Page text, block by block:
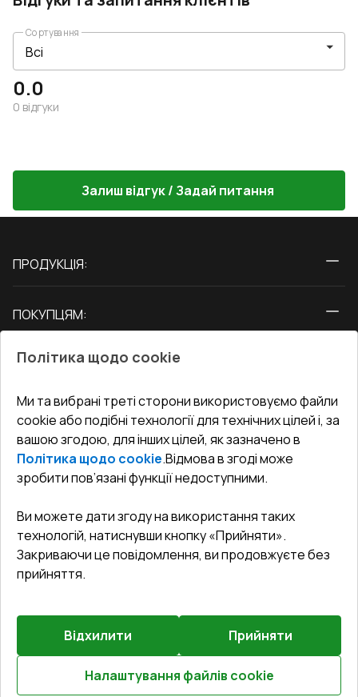
0.0
0 відгуки
Сортування
Залиш відгук / Задай питання
ПРОДУКЦІЯ:
Двері
ПОКУПЦЯМ:
Блог
Адреса гіпермаркета
Як правильно заміряти вікна
СЕРВІС ТА ОБЛУГОВУВАННЯ:
Доставка і Оплата
Гарантія та Сервіс
Повернення товару
Договір публічної оферти
КОНТАКТИ
Офіс:Україна, м. Вінниця, вул. Келецька 60 кв. 61
undefined(undefined)
©2026 Всі права захищені.
Сайт створено на платформіVitrager.com.
Повідомити про проблему?
Політика щодо cookie
Ми та вибрані треті сторони використовуємо файли
cookie або подібні технології для технічних цілей і, за
вашою згодою, для інших цілей, як зазначено в
Політика щодо cookie.Відмова в згоді може
зробити пов’язані функції недоступними.
Ви можете дати згоду на використання таких
технологій, натиснувши кнопку «Прийняти».
Закриваючи це повідомлення, ви продовжуєте без
прийняття.
Відхилити Прийняти
Налаштування файлів cookie